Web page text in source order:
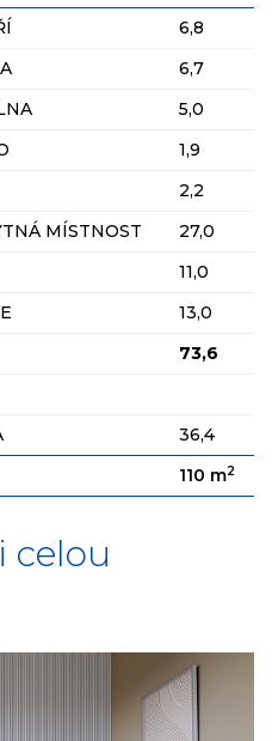
6,8
6,7
5,0
1,9
2,2
MÍSTNOST
27,0
11,0
13,0
73,6
36,4
110 m2
celou